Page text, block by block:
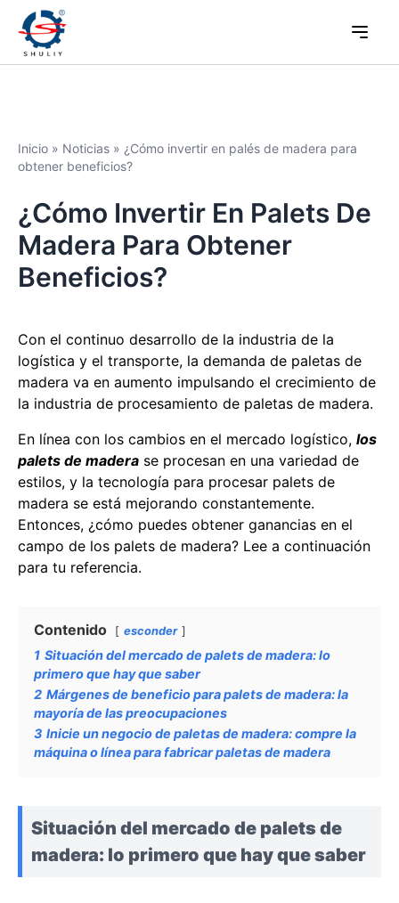
Inicio » Noticias » ¿Cómo invertir en palés de madera para
obtener beneficios?
¿Cómo Invertir En Palets De
Madera Para Obtener
Beneficios?
Con el continuo desarrollo de la industria de la
logística y el transporte, la demanda de paletas de
madera va en aumento impulsando el crecimiento de
la industria de procesamiento de paletas de madera.
En línea con los cambios en el mercado logístico, los
palets de madera se procesan en una variedad de
estilos, y la tecnología para procesar palets de
madera se está mejorando constantemente.
Entonces, ¿cómo puedes obtener ganancias en el
campo de los palets de madera? Lee a continuación
para tu referencia.
Contenido esconder
1 Situación del mercado de palets de madera: lo
primero que hay que saber
2 Márgenes de beneficio para palets de madera: la
mayoría de las preocupaciones
3 Inicie un negocio de paletas de madera: compre la
máquina o línea para fabricar paletas de madera
Situación del mercado de palets de
madera: lo primero que hay que saber